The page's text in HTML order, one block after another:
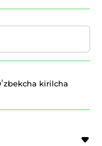
kirilcha